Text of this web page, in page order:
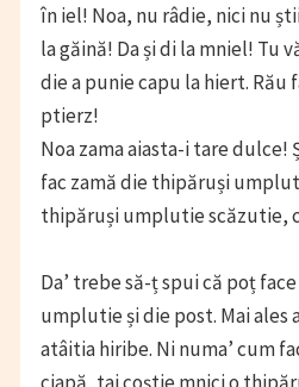
în iel! Noa, nu râdie, nici nu
la găină! Da și di la mniel! Tu
die a punie capu la hiert. Rău
ptierz!
Noa zama aiasta-i tare
fac zamă die thipăruși
thipăruși umplutie scăzutie,
Da’ trebe să-ț spui că poț
umplutie și die post. Mai ales
atâitia hiribe. Ni numa’ cum